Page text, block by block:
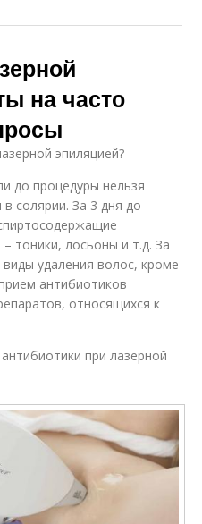
на часто
эпиляцией?
до процедуры нельзя
солярии. За 3 дня до
тоники, лосьоны и т.д. За
удаления волос, кроме
антибиотиков
относящихся к
при лазерной